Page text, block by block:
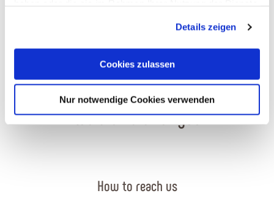
Cookies, wenn Sie unsere Webseite weiterhin nutzen.
Details zeigen
Cookies zulassen
Nur notwendige Cookies verwenden
We are here for you
How to reach us